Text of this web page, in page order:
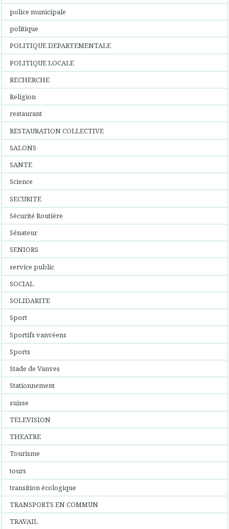
police municipale
politique
POLITIQUE DEPARTEMENTALE
POLITIQUE LOCALE
RECHERCHE
Religion
restaurant
RESTAURATION COLLECTIVE
SALONS
SANTE
Science
SECURITE
Sécurité Routière
Sénateur
SENIORS
service public
SOCIAL
SOLIDARITE
Sport
Sportifs vanvéens
Sports
Stade de Vanves
Stationnement
suisse
TELEVISION
THEATRE
Tourisme
tours
transition écologique
TRANSPORTS EN COMMUN
TRAVAIL